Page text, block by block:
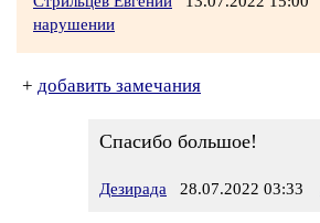
нарушении
+ добавить замечания
Спасибо большое!
Дезирада 28.07.2022 03:33